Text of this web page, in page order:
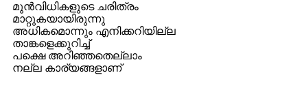
മുന്‍‌വിധികളുടെ ചരിത്രം
മാറ്റുകയായിരുന്നു
അധികമൊന്നും എനിക്കറിയില്ല
താങ്കളെക്കുറിച്ച്
പക്ഷെ അറിഞ്ഞതെല്ലാം
നല്ല കാര്യങ്ങളാണ്